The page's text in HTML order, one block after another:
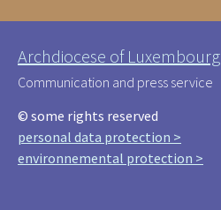
Archdiocese of Luxembourg
Communication and press service
© some rights reserved
personal data protection >
environnemental protection >